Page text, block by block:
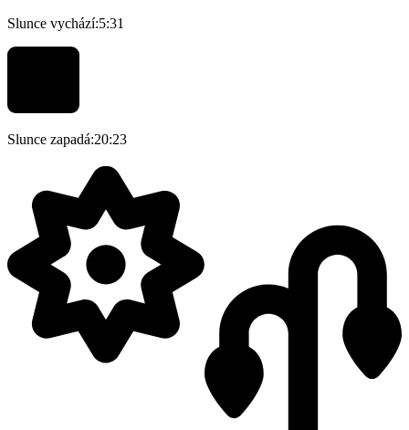
Slunce vychází:5:31
Slunce zapadá:20:23